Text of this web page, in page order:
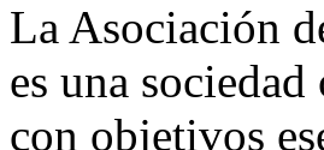
La Asociación
es una
con objetivos